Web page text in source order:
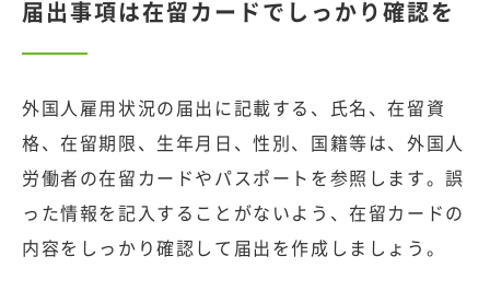
届出事項は在留カードでしっかり確認を
外国人雇用状況の届出に記載する、氏名、在留資
格、在留期限、生年月日、性別、国籍等は、外国人
労働者の在留カードやパスポートを参照します。誤
った情報を記入することがないよう、在留カードの
内容をしっかり確認して届出を作成しましょう。